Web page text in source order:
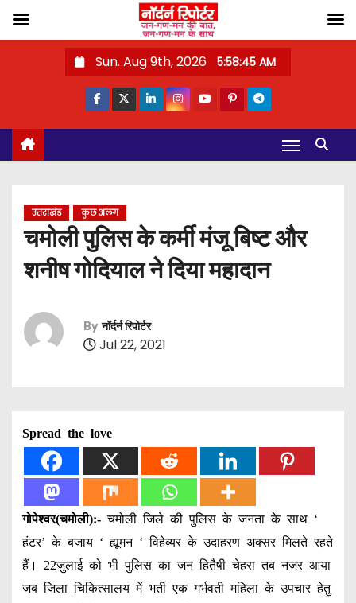
o
Sun. Aug 9th, 2026 5:58:46 AM
उत्तराखंड कुछ अलग
चमोली पुलिस के कर्मी मंजू बिष्ट और
शनीष गोदियाल ने दिया महादान
By नॉर्दर्न रिपोर्टर
Jul 22, 2021
Spread the love
गोपेश्वर(चमोली):-चमोली जिले की पुलिस के जनता के साथ ‘
हंटर’ के बजाय ‘ ह्यूमन ‘ विहेव्यर के उदाहरण अक्सर मिलते रहते
हैं। 22जुलाई को भी पुलिस का जन हितैषी चेहरा तब नजर आया
जब जिला चिकित्सालय में भर्ती एक गर्भवती महिला के उपचार हेतु